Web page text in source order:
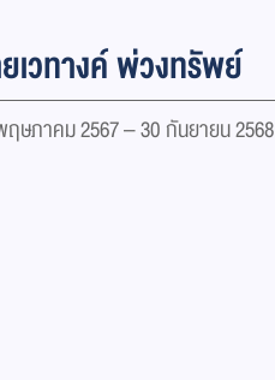
เวทางค์ พ่วงทรัพย์
ษภาคม 2567 – 30 กันยายน 2568